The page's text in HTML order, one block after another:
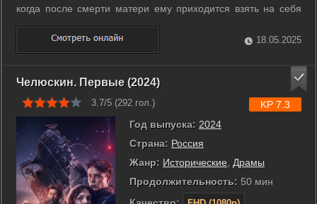
когда после смерти матери ему приходится взять на себя
заботу о младших сёстрах. И теперь интроверту,
привыкшему к холостяцкой жизни, придётся пересмотреть
свои отношения с окружающим миром, ...
18.05.2025
Челюскин. Первые (2024)
3.7/5 (292 гол.)
Год выпуска: 2024
Страна: Россия
Жанр: Исторические
Драмы
Продолжительность: 50 мин
KP 7.3